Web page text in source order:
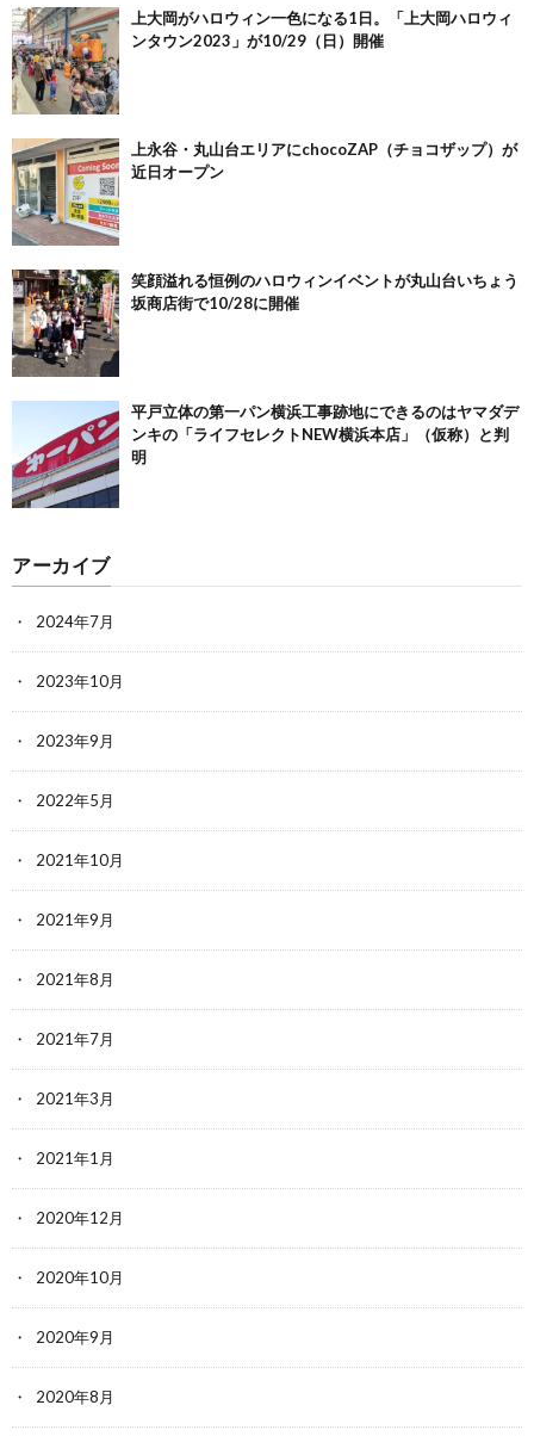
上大岡がハロウィン一色になる1日。「上大岡ハロウィ
ンタウン2023」が10/29（日）開催
上永谷・丸山台エリアにchocoZAP（チョコザップ）が
近日オープン
笑顔溢れる恒例のハロウィンイベントが丸山台いちょう
坂商店街で10/28に開催
平戸立体の第一パン横浜工事跡地にできるのはヤマダデ
ンキの「ライフセレクトNEW横浜本店」（仮称）と判
明
アーカイブ
2024年7月
2023年10月
2023年9月
2022年5月
2021年10月
2021年9月
2021年8月
2021年7月
2021年3月
2021年1月
2020年12月
2020年10月
2020年9月
2020年8月